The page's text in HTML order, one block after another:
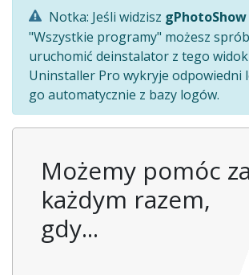
Notka: Jeśli widzisz gPhotoShow
"Wszystkie programy" możesz
uruchomić deinstalator z tego
Uninstaller Pro wykryje odpowiedni
go automatycznie z bazy logów.
Możemy pomóc za
każdym razem,
gdy...